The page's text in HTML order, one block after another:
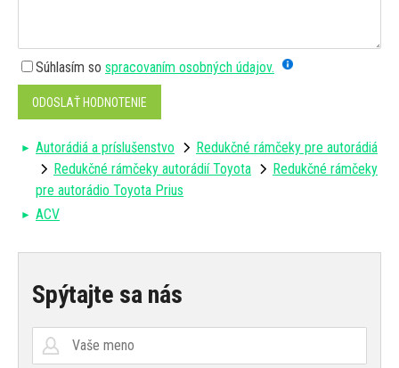
Súhlasím so spracovaním osobných údajov.
ODOSLAŤ HODNOTENIE
Autorádiá a príslušenstvo
Redukčné rámčeky pre autorádiá
Redukčné rámčeky autorádií Toyota
Redukčné rámčeky
pre autorádio Toyota Prius
ACV
Spýtajte sa nás